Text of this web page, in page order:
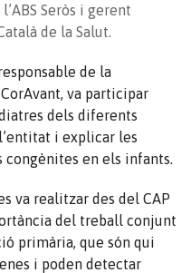
Seròs i gerent
de la Salut.
de la
va participar
dels diferents
i explicar les
en els infants.
va realitzar des del CAP
del treball conjunt
primària, que són qui
i poden detectar